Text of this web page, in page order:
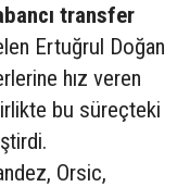
transfer
Ertuğrul Doğan
hız veren
bu süreçteki
Orsic,